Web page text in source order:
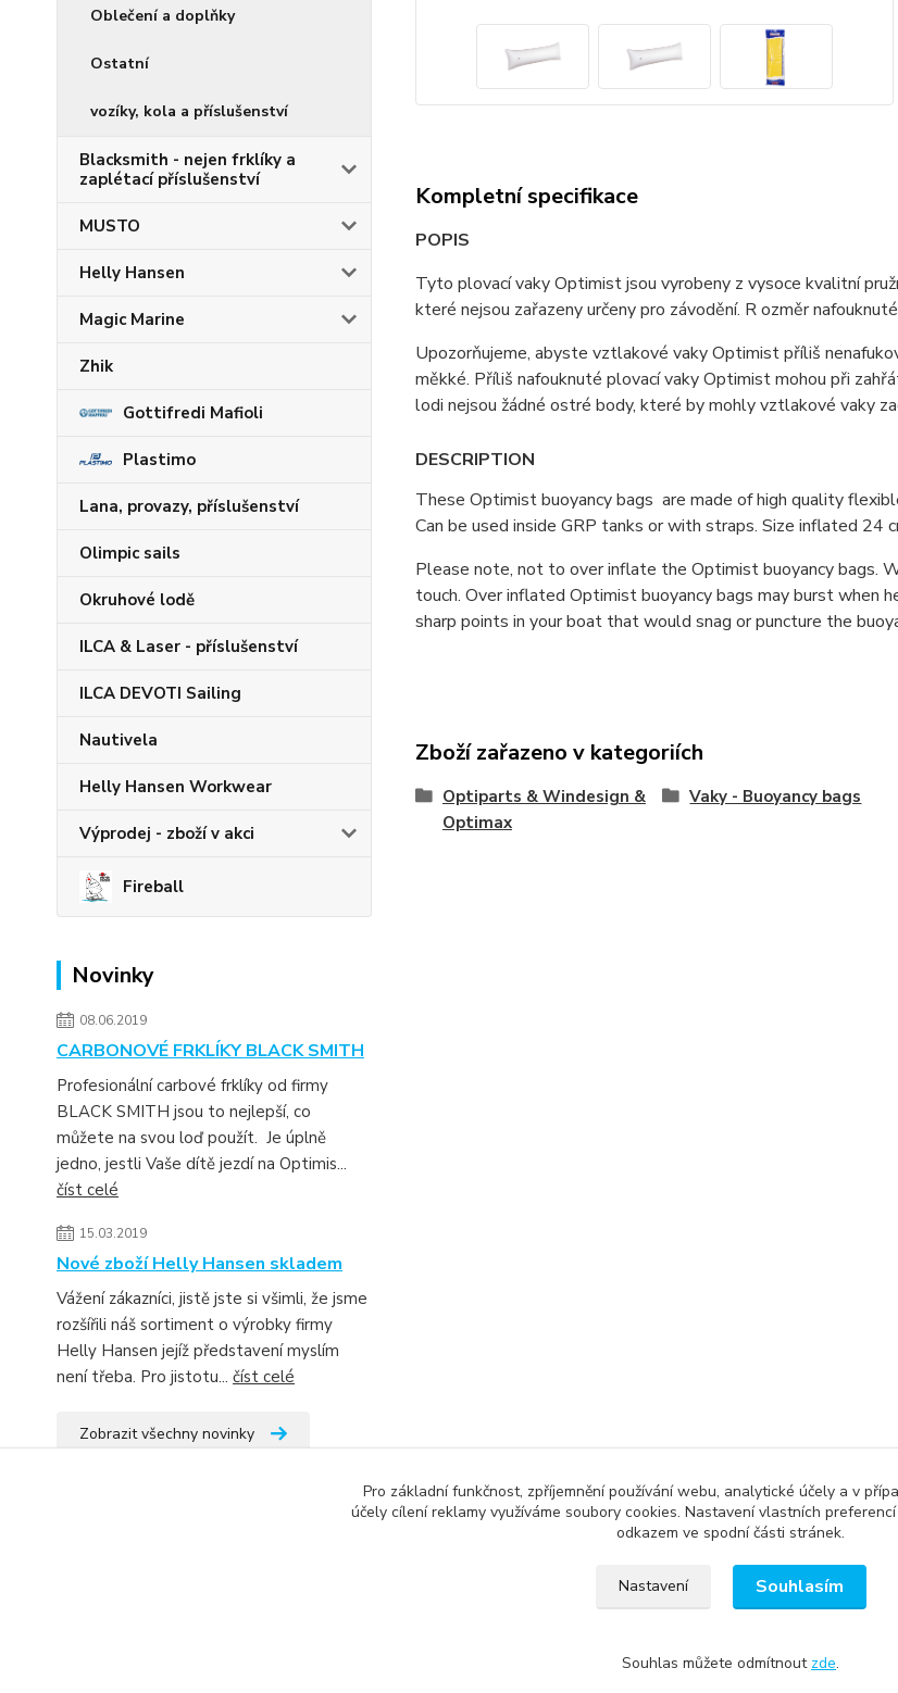
Oblečení a doplňky
Ostatní
vozíky, kola a příslušenství
Blacksmith - nejen frklíky a
zaplétací příslušenství
MUSTO
Helly Hansen
Magic Marine
Zhik
Gottifredi Mafioli
Plastimo
Lana, provazy, příslušenství
Olimpic sails
Okruhové lodě
ILCA & Laser - příslušenství
ILCA DEVOTI Sailing
Nautivela
Helly Hansen Workwear
Výprodej - zboží v akci
Fireball
Novinky
08.06.2019
CARBONOVÉ FRKLÍKY BLACK SMITH
Profesionální carbové frklíky od firmy
BLACK SMITH jsou to nejlepší, co
můžete na svou loď použít. Je úplně
jedno, jestli Vaše dítě jezdí na Optimis...
číst celé
15.03.2019
Nové zboží Helly Hansen skladem
Vážení zákazníci, jistě jste si všimli, že jsme
rozšířili náš sortiment o výrobky firmy
Helly Hansen jejíž představení myslím
není třeba. Pro jistotu... číst celé
Zobrazit všechny novinky
Kompletní specifikace
POPIS
Tyto plovací vaky Optimist jsou vyrobeny z vysoce kvalitní
které nejsou zařazeny určeny pro závodění. R ozměr
Upozorňujeme, abyste vztlakové vaky Optimist příliš
měkké. Příliš nafouknuté plovací vaky Optimist mohou při
lodi nejsou žádné ostré body, které by mohly vztlakové vaky
DESCRIPTION
These Optimist buoyancy bags are made of high quality
Can be used inside GRP tanks or with straps. Size inflated
Please note, not to over inflate the Optimist buoyancy bags.
touch. Over inflated Optimist buoyancy bags may burst when
sharp points in your boat that would snag or puncture the
Zboží zařazeno v kategoriích
Optiparts & Windesign &
Optimax
Vaky - Buoyancy bags
Pro základní funkčnost, zpříjemnění používání webu, analytické účely a v
účely cílení reklamy využíváme soubory cookies. Nastavení vlastních
odkazem ve spodní části stránek.
Nastavení Souhlasím
Souhlas můžete odmítnout zde.